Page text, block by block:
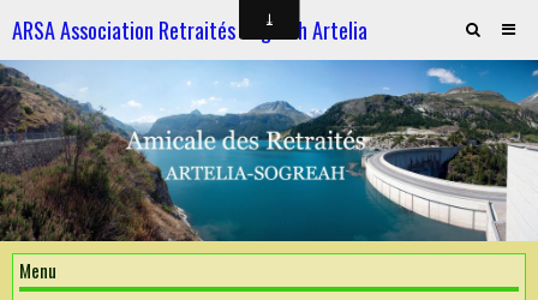
ARSA Association Retraités Sogreah Artelia
Invitation au repas le 21 novembre 2025
ARTELIA et l'Hydroélectricité
ARTELIA et l'Hydroélectricité
Souvenirs de KIrkuk
CONFERENCE DE CLAUDE TORCHON & YVES MARCELLIN A L'UIAD
Menu